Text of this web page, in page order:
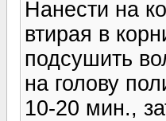
Нанести на
втирая в
подсушить
на голову
10-20 мин.,